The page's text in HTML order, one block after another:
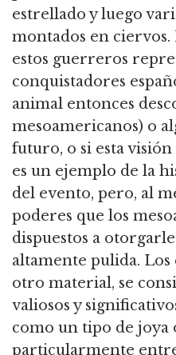
estrellado y luego
montados en ciervos.
estos guerreros
conquistadores
animal entonces
mesoamericanos) o
futuro, o si esta
es un ejemplo de la
del evento, pero, al
poderes que los
dispuestos a
altamente pulida. Los
otro material, se
valiosos y
como un tipo de joya
particularmente